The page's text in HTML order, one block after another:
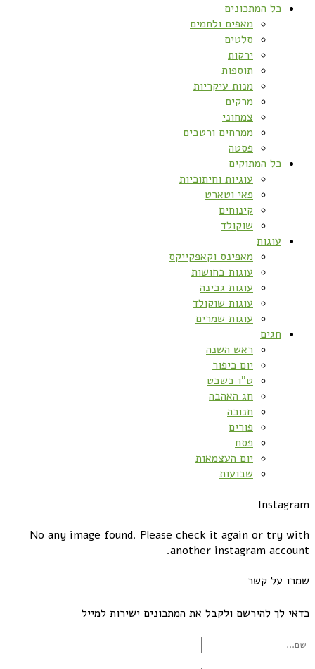
כל המתכונים
מאפים ולחמים
סלטים
ירקות
תוספות
מנות עיקריות
מרקים
צמחוני
ממרחים ורטבים
פסטה
כל המתוקים
עוגיות וחיתוכיות
פאי וטארט
קינוחים
שוקולד
עוגות
מאפינס וקאפקייקס
עוגות בחושות
עוגות גבינה
עוגות שוקולד
עוגות שמרים
חגים
ראש השנה
יום כיפור
ט”ו בשבט
חג האהבה
חנוכה
פורים
פסח
יום העצמאות
שבועות
Instagram
No any image found. Please check it again or try with
another instagram account.
שמרו על קשר
כדאי לך להירשם ולקבל את המתכונים ישירות למייל